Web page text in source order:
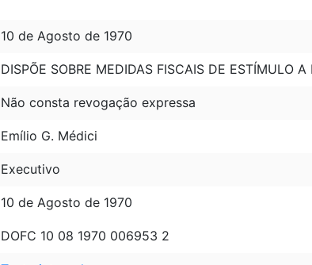
10 de Agosto de 1970
DISPÕE SOBRE MEDIDAS FISCAIS DE ESTÍMULO
Não consta revogação expressa
Emílio G. Médici
Executivo
10 de Agosto de 1970
DOFC 10 08 1970 006953 2